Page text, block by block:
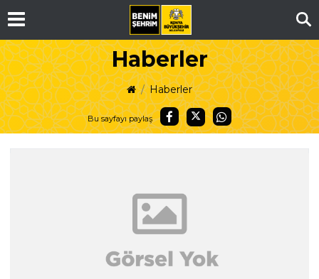
Haberler
Haberler
Bu sayfayı paylaş